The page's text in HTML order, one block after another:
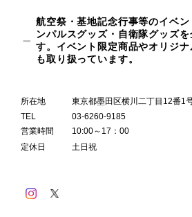
航空祭・基地記念行事等のイベ
ンパルスグッズ・自衛隊グッズを
す。イベント限定商品やオリジ
も取り扱っています。
所在地
東京都墨田区横川二丁目12番1
TEL
03-6260-9185
営業時間
10:00～17：00
定休日
土日祝